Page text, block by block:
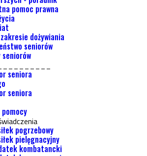
pomoc prawna
dożywiania
seniorów
seniora
seniora
pogrzebowy
pielęgnacyjny
kombatancki